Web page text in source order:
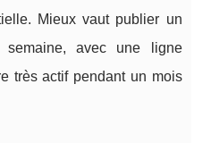
Mieux vaut publier un
avec une ligne
très actif pendant un mois